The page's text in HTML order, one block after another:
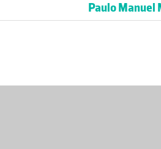
Paulo Manuel